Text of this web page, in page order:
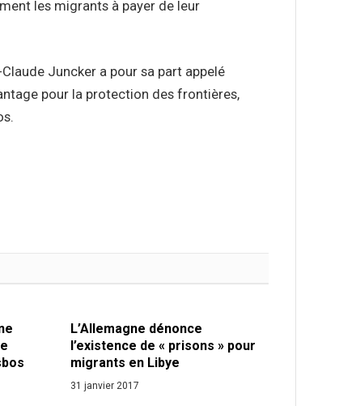
les migrants à payer de leur
Juncker a pour sa part appelé
pour la protection des frontières,
L’Allemagne dénonce
l’existence de « prisons » pour
migrants en Libye
31 janvier 2017